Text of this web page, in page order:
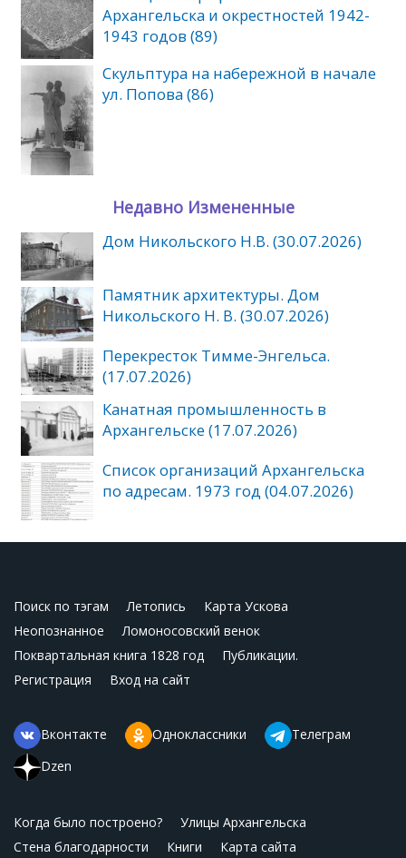
Архангельска и окрестностей 1942-
1943 годов (89)
Скульптура на набережной в начале
ул. Попова (86)
Недавно Измененные
Дом Никольского Н.В. (30.07.2026)
Памятник архитектуры. Дом
Никольского Н. В. (30.07.2026)
Перекресток Тимме-Энгельса.
(17.07.2026)
Канатная промышленность в
Архангельске (17.07.2026)
Список организаций Архангельска
по адресам. 1973 год (04.07.2026)
Поиск по тэгам Летопись
Карта Ускова
Неопознанное
Ломоносовский венок
Поквартальная книга 1828 год
Публикации.
Регистрация
Вход на сайт
Вконтакте Одноклассники
Телеграм
Dzen
Когда было построено?
Улицы Архангельска
Стена благодарности
Книги Карта сайта